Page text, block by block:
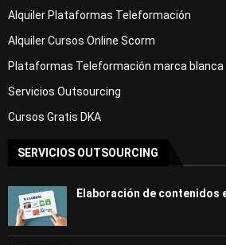
Alquiler Plataformas Teleformación
Alquiler Cursos Online Scorm
Plataformas Teleformación marca blanca
Servicios Outsourcing
Cursos Gratis DKA
SERVICIOS OUTSOURCING
Elaboración de contenidos